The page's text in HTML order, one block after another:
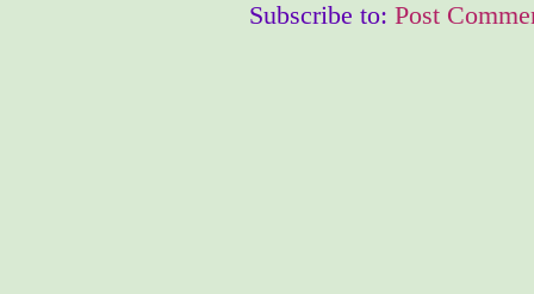
Subscribe to: Post